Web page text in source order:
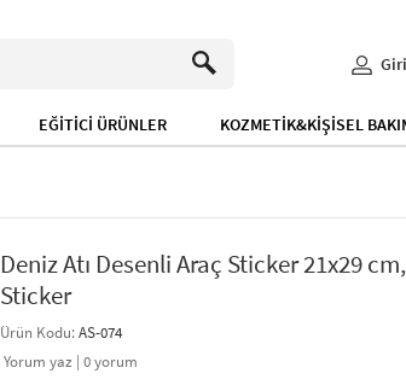
EĞİTİCİ ÜRÜNLER KOZMETİK&KİŞİSEL
Deniz Atı Desenli Araç Sticker 21x29
Sticker
Ürün Kodu:AS-074
Yorum yaz | 0yorum